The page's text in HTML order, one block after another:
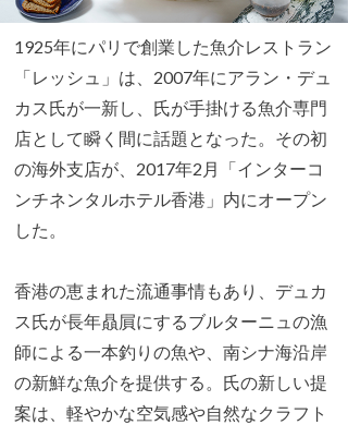
1925年にパリで創業した魚介レストラン
「レッシュ」は、2007年にアラン・デュ
カス氏が一新し、氏が手掛ける魚介専門
店として瞬く間に話題となった。その初
の海外支店が、2017年2月「インターコ
ンチネンタルホテル香港」内にオープン
した。
香港の恵まれた流通事情もあり、デュカ
ス氏が長年贔屓にするブルターニュの漁
師による一本釣りの魚や、南シナ海沿岸
の新鮮な魚介を提供する。氏の新しい提
案は、軽やかな空気感や自然なクラフト